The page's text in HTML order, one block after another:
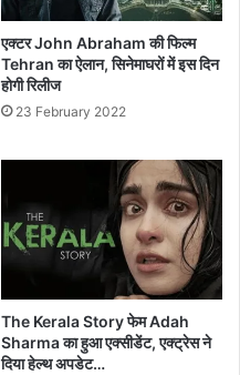
एक्टर John Abraham की फिल्म
Tehran का ऐलान, सिनेमाघरों में इस दिन
होगी रिलीज
23 February 2022
The Kerala Story फेम Adah
Sharma का हुआ एक्सीडेंट, एक्ट्रेस ने
दिया हेल्थ अपडेट…